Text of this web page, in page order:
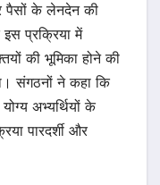
पैसों के लेनदेन की
प्रक्रिया में
की भूमिका होने की
संगठनों ने कहा कि
अभ्यर्थियों के
पारदर्शी और